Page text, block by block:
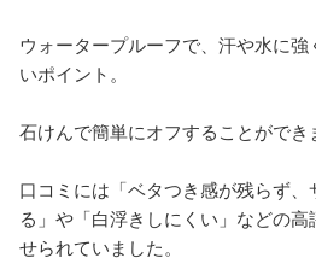
ウォータープルーフで、汗や水に
いポイント。
石けんで簡単にオフすることができ
口コミには「ベタつき感が残らず
る」や「白浮きしにくい」などの
せられていました。